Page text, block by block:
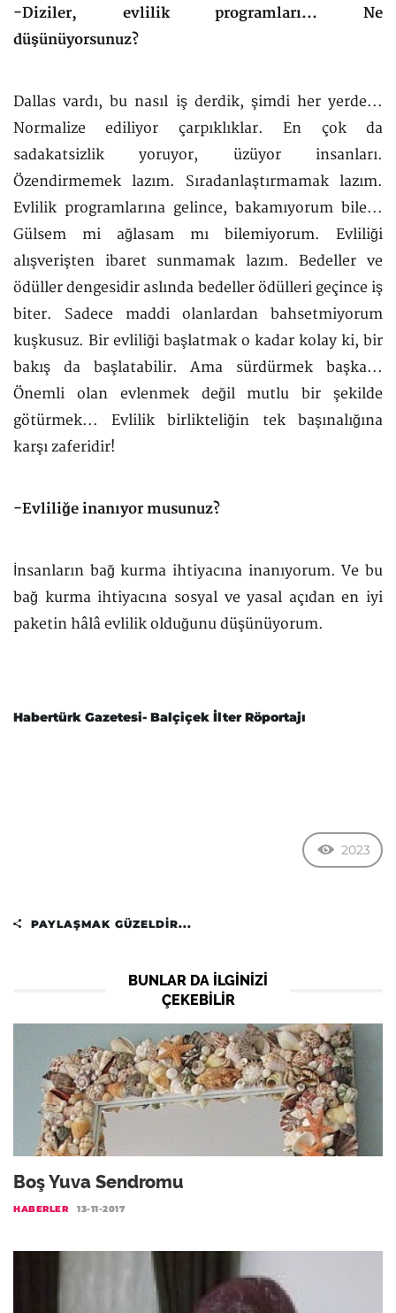
-Diziler, evlilik programları... Ne
düşünüyorsunuz?
Dallas vardı, bu nasıl iş derdik, şimdi her yerde...
Normalize ediliyor çarpıklıklar. En çok da
sadakatsizlik yoruyor, üzüyor insanları.
Özendirmemek lazım. Sıradanlaştırmamak lazım.
Evlilik programlarına gelince, bakamıyorum bile...
Gülsem mi ağlasam mı bilemiyorum. Evliliği
alışverişten ibaret sunmamak lazım. Bedeller ve
ödüller dengesidir aslında bedeller ödülleri geçince iş
biter. Sadece maddi olanlardan bahsetmiyorum
kuşkusuz. Bir evliliği başlatmak o kadar kolay ki, bir
bakış da başlatabilir. Ama sürdürmek başka...
Önemli olan evlenmek değil mutlu bir şekilde
götürmek... Evlilik birlikteliğin tek başınalığına
karşı zaferidir!
-Evliliğe inanıyor musunuz?
İnsanların bağ kurma ihtiyacına inanıyorum. Ve bu
bağ kurma ihtiyacına sosyal ve yasal açıdan en iyi
paketin hâlâ evlilik olduğunu düşünüyorum.
Habertürk Gazetesi- Balçiçek İlter Röportajı
2023
PAYLAŞMAK GÜZELDIR...
BUNLAR DA ILGINIZI
ÇEKEBILIR
Boş Yuva Sendromu
HABERLER 13-11-2017